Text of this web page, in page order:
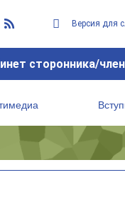
Версия для
сторонника/